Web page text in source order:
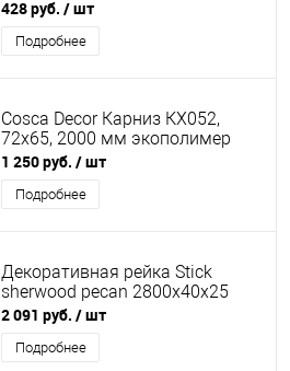
428 руб. / шт
Подробнее
Cosca Decor Карниз КX052,
72x65, 2000 мм экополимер
1 250 руб. / шт
Подробнее
Декоративная рейка Stick
sherwood pecan 2800х40х25
2 091 руб. / шт
Подробнее